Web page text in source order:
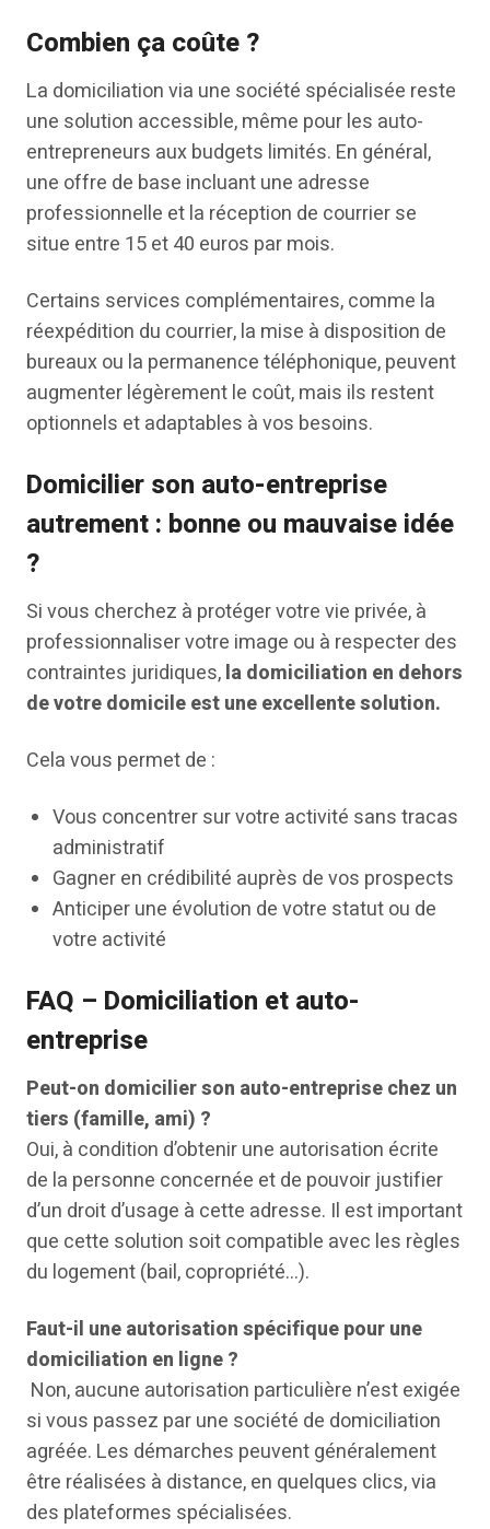
Combien ça coûte ?
La domiciliation via une société spécialisée reste
une solution accessible, même pour les auto-
entrepreneurs aux budgets limités. En général,
une offre de base incluant une adresse
professionnelle et la réception de courrier se
situe entre 15 et 40 euros par mois.
Certains services complémentaires, comme la
réexpédition du courrier, la mise à disposition de
bureaux ou la permanence téléphonique, peuvent
augmenter légèrement le coût, mais ils restent
optionnels et adaptables à vos besoins.
Domicilier son auto-entreprise
autrement : bonne ou mauvaise idée
?
Si vous cherchez à protéger votre vie privée, à
professionnaliser votre image ou à respecter des
contraintes juridiques,la domiciliation en dehors
de votre domicile est une excellente solution.
Cela vous permet de :
Vous concentrer sur votre activité sans tracas
administratif
Gagner en crédibilité auprès de vos prospects
Anticiper une évolution de votre statut ou de
votre activité
FAQ – Domiciliation et auto-
entreprise
Peut-on domicilier son auto-entreprise chez un
tiers (famille, ami) ?
Oui, à condition d’obtenir une autorisation écrite
de la personne concernée et de pouvoir justifier
d’un droit d’usage à cette adresse. Il est important
que cette solution soit compatible avec les règles
du logement (bail, copropriété…).
Faut-il une autorisation spécifique pour une
domiciliation en ligne ?
Non, aucune autorisation particulière n’est exigée
si vous passez par une société de domiciliation
agréée. Les démarches peuvent généralement
être réalisées à distance, en quelques clics, via
des plateformes spécialisées.